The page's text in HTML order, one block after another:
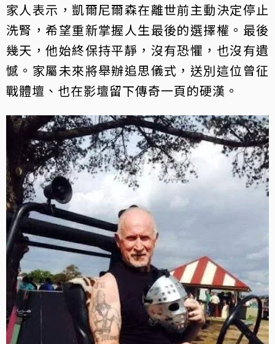
家人表示，凱爾尼爾森在離世前主動決定停止
洗腎，希望重新掌握人生最後的選擇權。最後
幾天，他始終保持平靜，沒有恐懼，也沒有遺
憾。家屬未來將舉辦追思儀式，送別這位曾征
戰體壇、也在影壇留下傳奇一頁的硬漢。